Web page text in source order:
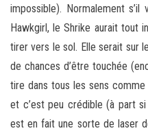
impossible). Normalement
Hawkgirl, le Shrike aurait tout
tirer vers le sol. Elle serait sur
de chances d’être touchée
tire dans tous les sens
et c’est peu crédible (à part
est en fait une sorte de laser